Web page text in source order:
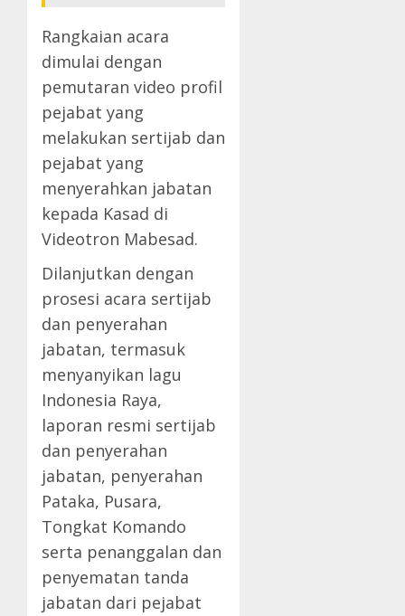
Rangkaian acara
dimulai dengan
pemutaran video profil
pejabat yang
melakukan sertijab dan
pejabat yang
menyerahkan jabatan
kepada Kasad di
Videotron Mabesad.
Dilanjutkan dengan
prosesi acara sertijab
dan penyerahan
jabatan, termasuk
menyanyikan lagu
Indonesia Raya,
laporan resmi sertijab
dan penyerahan
jabatan, penyerahan
Pataka, Pusara,
Tongkat Komando
serta penanggalan dan
penyematan tanda
jabatan dari pejabat